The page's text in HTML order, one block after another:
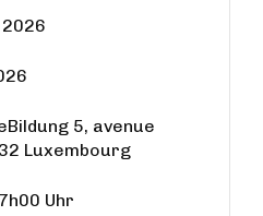
5, avenue
Luxembourg
Uhr